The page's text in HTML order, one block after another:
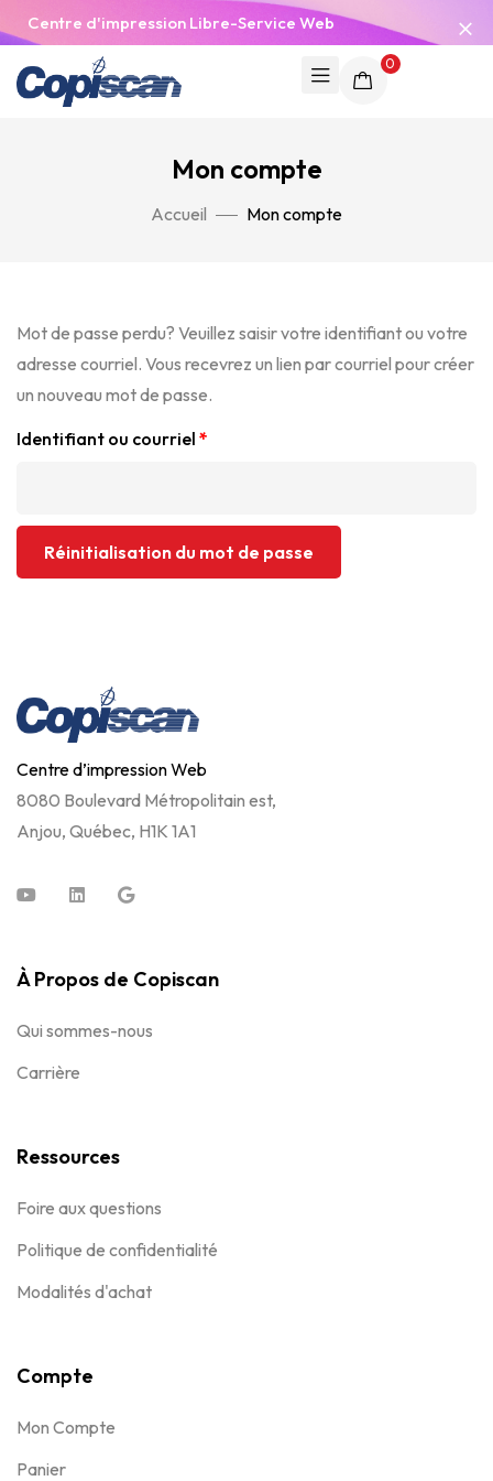
Centre d'impression Libre-Service Web
0
Mon compte
Accueil Mon compte
Mot de passe perdu? Veuillez saisir votre identifiant ou votre
adresse courriel. Vous recevrez un lien par courriel pour créer
un nouveau mot de passe.
Identifiant ou courriel *
Réinitialisation du mot de passe
Centre d’impression Web
8080 Boulevard Métropolitain est,
Anjou, Québec, H1K 1A1
À Propos de Copiscan
Qui sommes-nous
Carrière
Ressources
Foire aux questions
Politique de confidentialité
Modalités d'achat
Compte
Mon Compte
Panier